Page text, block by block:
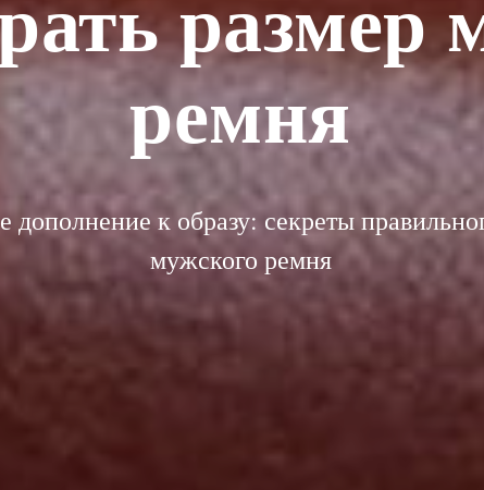
ремня
дополнение к образу: секреты
мужского ремня